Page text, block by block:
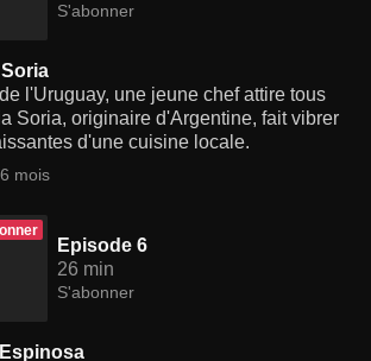
S'abonner
l'Uruguay, une jeune chef attire tous
Soria, originaire d'Argentine, fait vibrer
d'une cuisine locale.
mois
Episode 6
26 min
S'abonner